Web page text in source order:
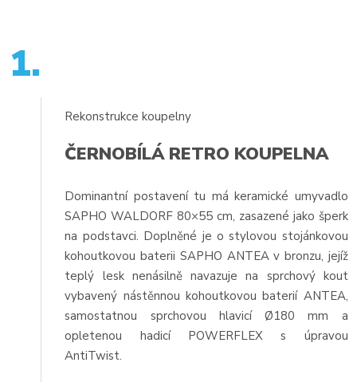
1.
Rekonstrukce koupelny
ČERNOBÍLÁ RETRO KOUPELNA
Dominantní postavení tu má keramické umyvadlo
SAPHO WALDORF 80×55 cm, zasazené jako šperk
na podstavci. Doplněné je o stylovou stojánkovou
kohoutkovou baterii SAPHO ANTEA v bronzu, jejíž
teplý lesk nenásilně navazuje na sprchový kout
vybavený nástěnnou kohoutkovou baterií ANTEA,
samostatnou sprchovou hlavicí Ø180 mm a
opletenou hadicí POWERFLEX s úpravou
AntiTwist.